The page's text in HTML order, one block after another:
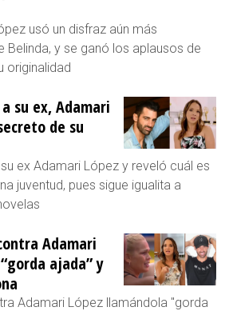
usó un disfraz aún más
Belinda, y se ganó los aplausos de
originalidad
su ex, Adamari
de su
ex Adamari López y reveló cuál es
juventud, pues sigue igualita a
Adamari
ajada” y
Adamari López llamándola "gorda